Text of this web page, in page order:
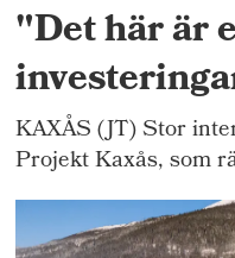
"Det här är
KAXÅS (JT) Stor
Projekt Kaxås, som